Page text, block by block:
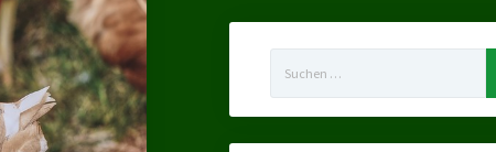
nach: